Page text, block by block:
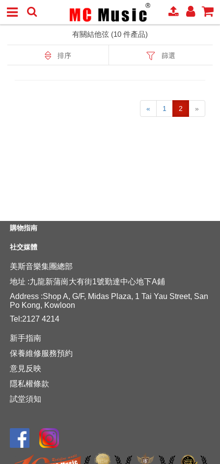
有關結他弦 (10 件產品)
排序 篩選
« 1 2 »
購物指南
社交媒體
美斯音樂集團總部
地址 :九龍新蒲崗大有街1號勤達中心地下A鋪
Address :Shop A, G/F, Midas Plaza, 1 Tai Yau Street, San
Po Kong, Kowloon
Tel:2127 4214
新手指南
保養維修服務預約
意見反映
隱私權條款
試堂須知